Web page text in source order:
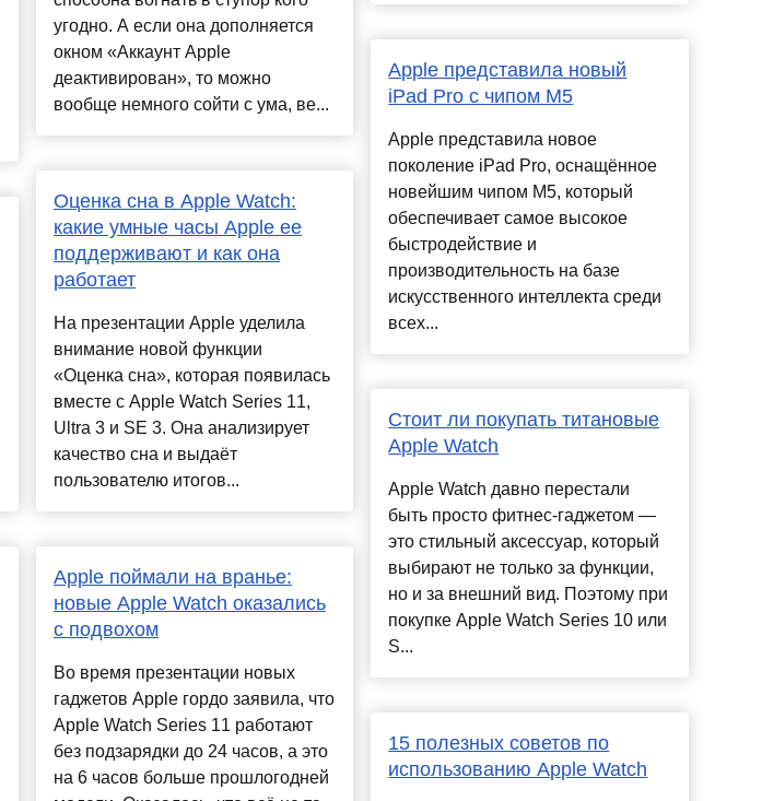
угодно. А если она дополняется
окном «Аккаунт Apple
деактивирован», то можно
вообще немного сойти с ума, ве...
Оценка сна в Apple Watch:
какие умные часы Apple ее
поддерживают и как она
работает
На презентации Apple уделила
внимание новой функции
«Оценка сна», которая появилась
вместе с Apple Watch Series 11,
Ultra 3 и SE 3. Она анализирует
качество сна и выдаёт
пользователю итогов...
Apple поймали на вранье:
новые Apple Watch оказались
с подвохом
Во время презентации новых
гаджетов Apple гордо заявила, что
Apple Watch Series 11 работают
без подзарядки до 24 часов, а это
на 6 часов больше прошлогодней
Apple представила новый
iPad Pro с чипом M5
Apple представила новое
поколение iPad Pro, оснащённое
новейшим чипом M5, который
обеспечивает самое высокое
быстродействие и
производительность на базе
искусственного интеллекта среди
всех...
Стоит ли покупать титановые
Apple Watch
Apple Watch давно перестали
быть просто фитнес-гаджетом —
это стильный аксессуар, который
выбирают не только за функции,
но и за внешний вид. Поэтому при
покупке Apple Watch Series 10 или
S...
15 полезных советов по
использованию Apple Watch